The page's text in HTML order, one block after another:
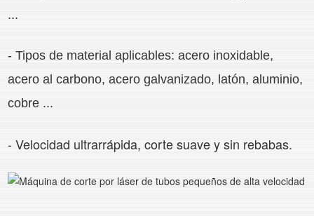
...
- Tipos de material aplicables: acero inoxidable,
acero al carbono, acero galvanizado, latón, aluminio,
cobre ...
- Velocidad ultrarrápida, corte suave y sin rebabas.